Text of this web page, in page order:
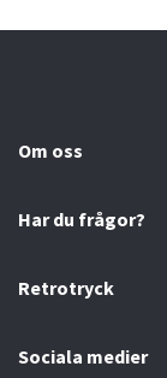
Om oss
Har du frågor?
Retrotryck
Sociala medier